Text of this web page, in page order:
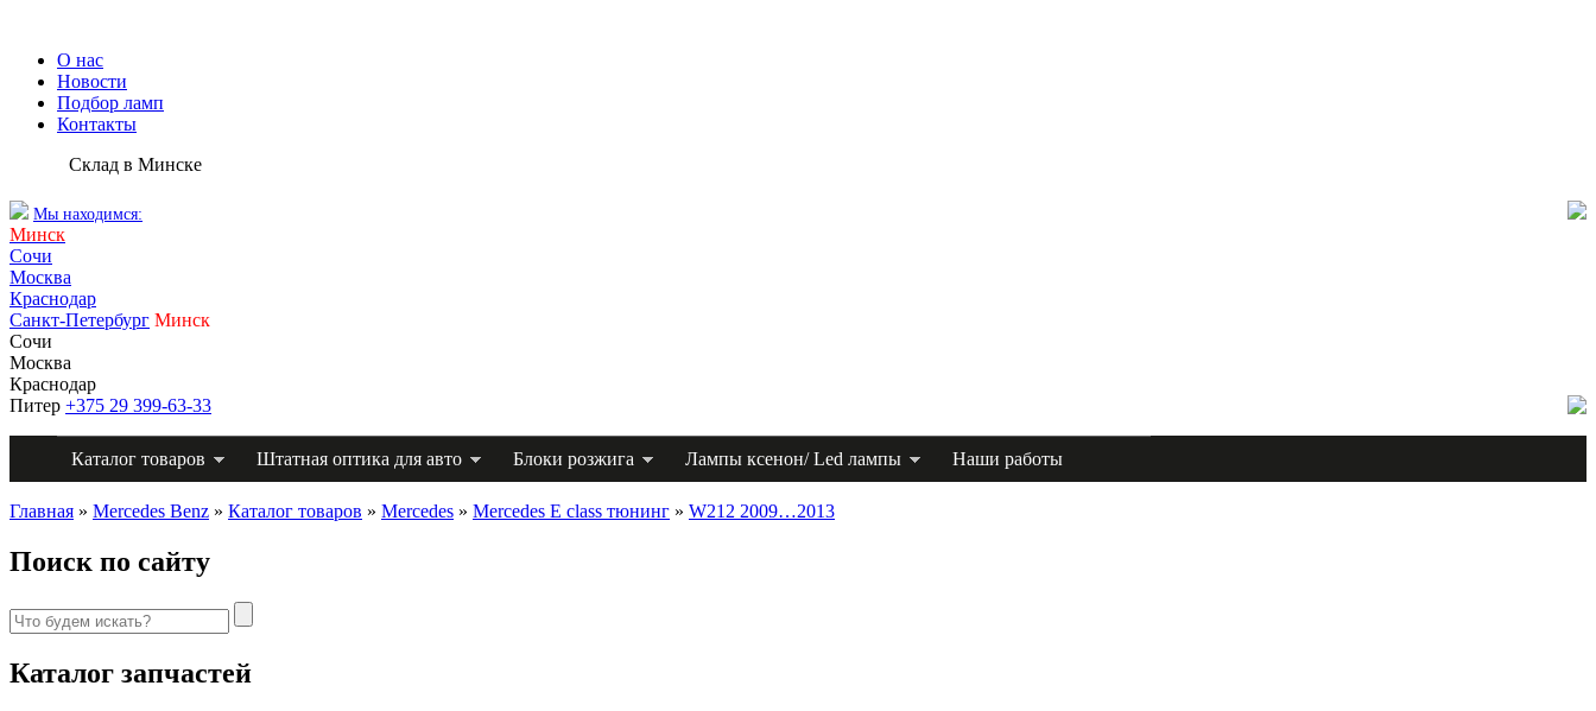
О нас
Новости
Подбор ламп
Контакты
Склад в Минске
Мы находимся:
Минск
Сочи
Москва
Краснодар
Санкт-Петербург Минск
Сочи
Москва
Краснодар
Питер +375 29 399-63-33
Каталог товаров Штатная оптика для авто Блоки розжига Лампы ксенон/ Led лампы Наши работы
Главная » Mercedes Benz » Каталог товаров » Mercedes » Mercedes E class тюнинг » W212 2009…2013
Поиск по сайту
Каталог запчастей